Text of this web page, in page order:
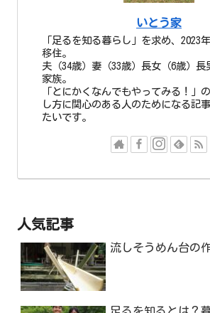
いとう家
「足るを知る暮らし」を求め、2023
移住。
夫（34歳）妻（33歳）長女（6歳）長
家族。
「とにかくなんでもやってみる！」
し方に関心のある人のためになる記
たいです。
人気記事
流しそうめん台の